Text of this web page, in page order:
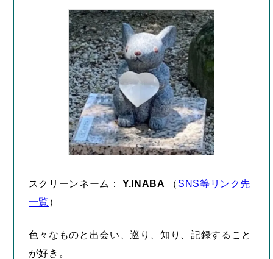
スクリーンネーム：Y.INABA （ SNS等リンク先
一覧 ）
色々なものと出会い、巡り、知り、記録すること
が好き。